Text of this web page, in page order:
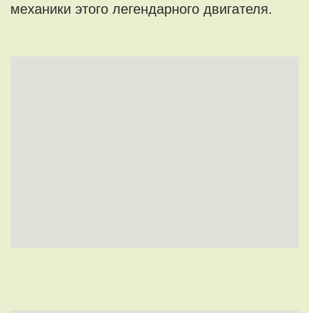
механики этого легендарного двигателя.